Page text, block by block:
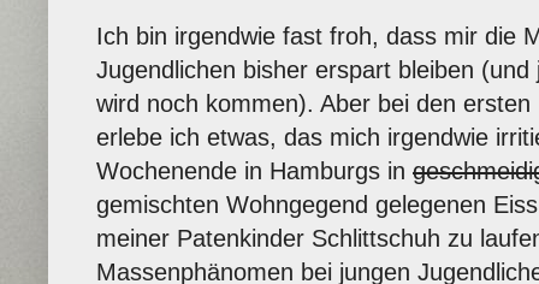
Ich bin irgendwie fast froh, dass mir die
Jugendlichen bisher erspart bleiben
wird noch kommen). Aber bei den
erlebe ich etwas, das mich irgendwie
Wochenende in Hamburgs in
gemischten Wohngegend gelegenen
meiner Patenkinder Schlittschuh zu
Massenphänomen bei jungen